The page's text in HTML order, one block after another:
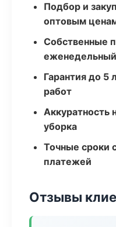
Подбор и
оптовым
Собственные
Гарантия до 5
работ
Аккуратность
уборка
Точные сроки
платежей
Отзывы